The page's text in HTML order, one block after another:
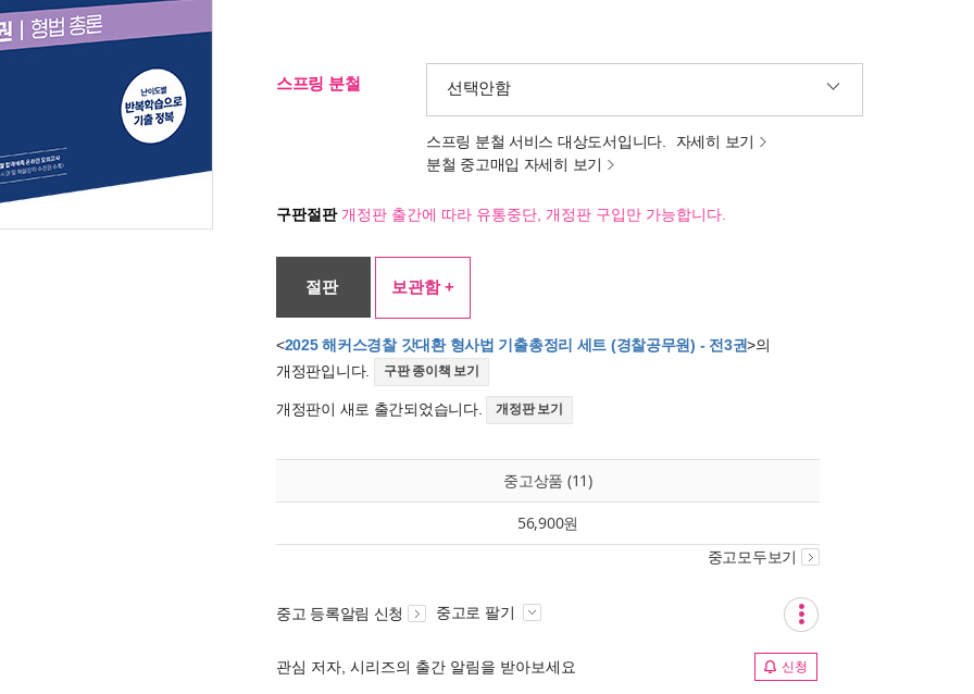
스프링 분철 선택안함
스프링 분철 서비스 대상도서입니다.
자세히 보기
분철 중고매입 자세히 보기
구판절판개정판 출간에 따라 유통중단, 개정판 구입만 가능합니다.
절판 보관함 +
<2025 해커스경찰 갓대환 형사법 기출총정리 세트 (경찰공무원) - 전3권>의
개정판입니다.
구판 종이책 보기
개정판이 새로 출간되었습니다. 개정판 보기
중고상품 (11)
56,900원
중고모두보기
중고 등록알림 신청 중고로 팔기
관심 저자, 시리즈의 출간 알림을 받아보세요 신청